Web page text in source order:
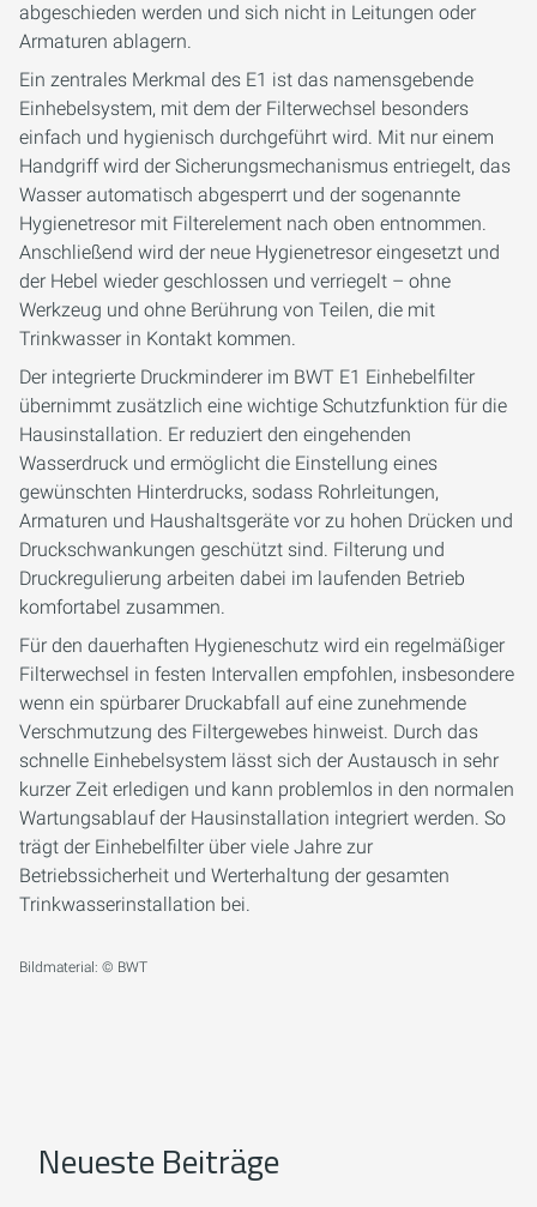
abgeschieden werden und sich nicht in Leitungen oder
Armaturen ablagern.
Ein zentrales Merkmal des E1 ist das namensgebende
Einhebelsystem, mit dem der Filterwechsel besonders
einfach und hygienisch durchgeführt wird. Mit nur einem
Handgriff wird der Sicherungsmechanismus entriegelt, das
Wasser automatisch abgesperrt und der sogenannte
Hygienetresor mit Filterelement nach oben entnommen.
Anschließend wird der neue Hygienetresor eingesetzt und
der Hebel wieder geschlossen und verriegelt – ohne
Werkzeug und ohne Berührung von Teilen, die mit
Trinkwasser in Kontakt kommen.
Der integrierte Druckminderer im BWT E1 Einhebelfilter
übernimmt zusätzlich eine wichtige Schutzfunktion für die
Hausinstallation. Er reduziert den eingehenden
Wasserdruck und ermöglicht die Einstellung eines
gewünschten Hinterdrucks, sodass Rohrleitungen,
Armaturen und Haushaltsgeräte vor zu hohen Drücken und
Druckschwankungen geschützt sind. Filterung und
Druckregulierung arbeiten dabei im laufenden Betrieb
komfortabel zusammen.
Für den dauerhaften Hygieneschutz wird ein regelmäßiger
Filterwechsel in festen Intervallen empfohlen, insbesondere
wenn ein spürbarer Druckabfall auf eine zunehmende
Verschmutzung des Filtergewebes hinweist. Durch das
schnelle Einhebelsystem lässt sich der Austausch in sehr
kurzer Zeit erledigen und kann problemlos in den normalen
Wartungsablauf der Hausinstallation integriert werden. So
trägt der Einhebelfilter über viele Jahre zur
Betriebssicherheit und Werterhaltung der gesamten
Trinkwasserinstallation bei.
Bildmaterial: © BWT
Neueste Beiträge